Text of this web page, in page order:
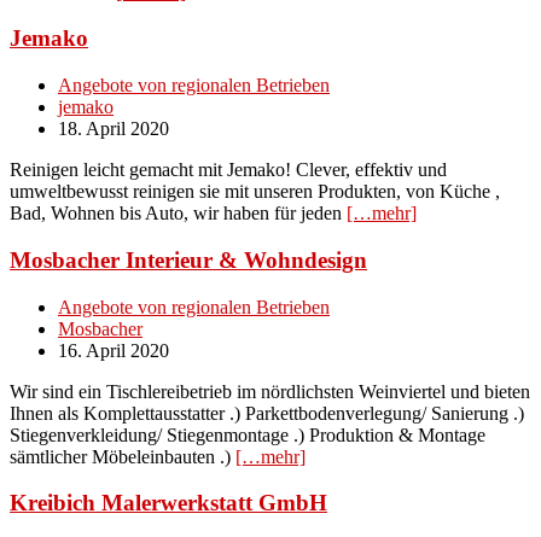
Jemako
Angebote von regionalen Betrieben
jemako
18. April 2020
Reinigen leicht gemacht mit Jemako! Clever, effektiv und
umweltbewusst reinigen sie mit unseren Produkten, von Küche ,
Bad, Wohnen bis Auto, wir haben für jeden […mehr]
Mosbacher Interieur & Wohndesign
Angebote von regionalen Betrieben
Mosbacher
16. April 2020
Wir sind ein Tischlereibetrieb im nördlichsten Weinviertel und bieten
Ihnen als Komplettausstatter .) Parkettbodenverlegung/ Sanierung .)
Stiegenverkleidung/ Stiegenmontage .) Produktion & Montage
sämtlicher Möbeleinbauten .) […mehr]
Kreibich Malerwerkstatt GmbH